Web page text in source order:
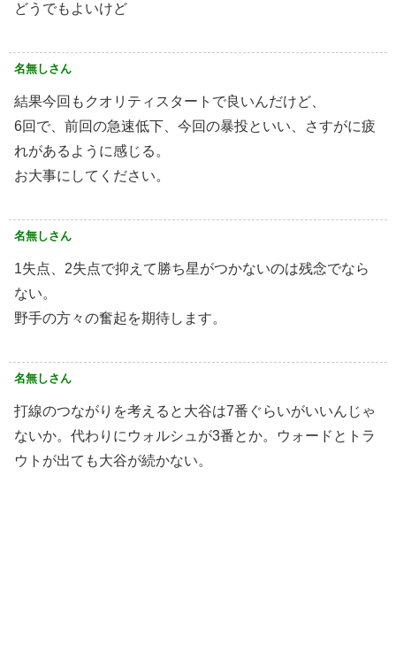
どうでもよいけど
名無しさん
結果今回もクオリティスタートで良いんだけど、
6回で、前回の急速低下、今回の暴投といい、さすがに疲
れがあるように感じる。
お大事にしてください。
名無しさん
1失点、2失点で抑えて勝ち星がつかないのは残念でなら
ない。
野手の方々の奮起を期待します。
名無しさん
打線のつながりを考えると大谷は7番ぐらいがいいんじゃ
ないか。代わりにウォルシュが3番とか。ウォードとトラ
ウトが出ても大谷が続かない。